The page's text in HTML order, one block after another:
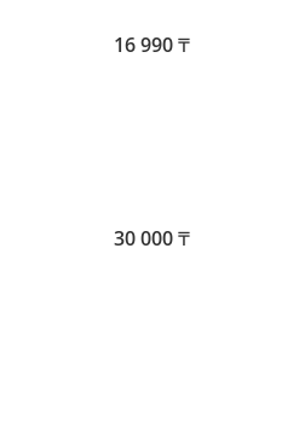
16 990₸
30 000₸